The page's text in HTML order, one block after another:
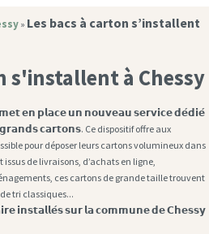
» Les bacs à carton s’installent
s'installent à Chessy
𝗲𝗻 𝗽𝗹𝗮𝗰𝗲 𝘂𝗻 𝗻𝗼𝘂𝘃𝗲𝗮𝘂 𝘀𝗲𝗿𝘃𝗶𝗰𝗲 𝗱𝗲́𝗱𝗶𝗲́
𝗰𝗮𝗿𝘁𝗼𝗻𝘀. Ce dispositif offre aux
pour déposer leurs cartons volumineux dans
de livraisons, d’achats en ligne,
ces cartons de grande taille trouvent
tri classiques...
𝗶𝗻𝘀𝘁𝗮𝗹𝗹𝗲́𝘀 𝘀𝘂𝗿 𝗹𝗮 𝗰𝗼𝗺𝗺𝘂𝗻𝗲 𝗱𝗲 𝗖𝗵𝗲𝘀𝘀𝘆